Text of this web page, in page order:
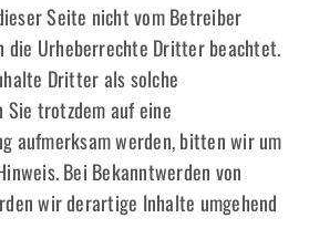
Seite nicht vom Betreiber
die Urheberrechte Dritter beachtet.
Dritter als solche
Sie trotzdem auf eine
aufmerksam werden, bitten wir um
Bei Bekanntwerden von
wir derartige Inhalte umgehend